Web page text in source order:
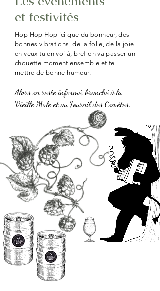
Hop Hop Hop ici que du bonheur, des
bonnes vibrations, de la folie, de la joie
en veux tu en voilà, bref on va passer un
chouette moment ensemble et te
mettre de bonne humeur.
et festivités
Alors on reste informé, branché à la
Vieille Mule et au Fournil des Comètes.